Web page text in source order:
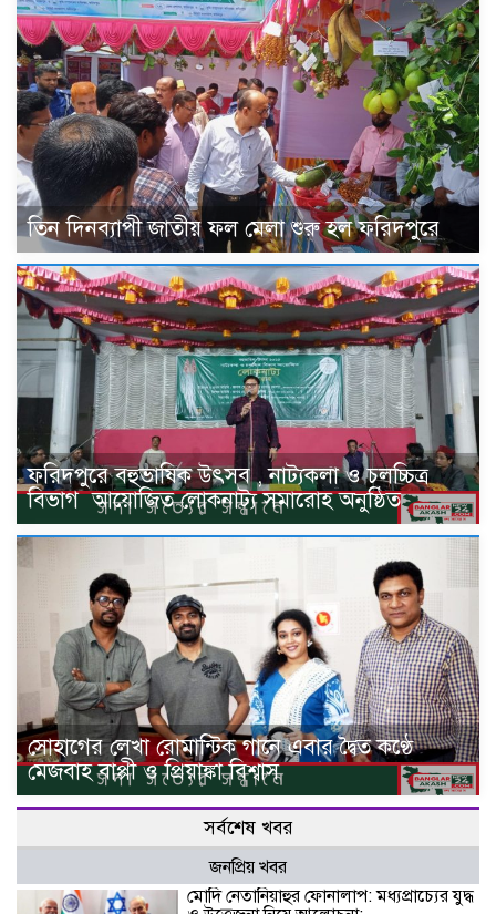
তিন দিনব্যাপী জাতীয় ফল মেলা শুরু হল ফরিদপুরে
ফরিদপুরে বহুভাষিক উৎসব , নাট্যকলা ও চলচ্চিত্র
বিভাগ ‌ আয়োজিত লোকনাট্য সমারোহ অনুষ্ঠিত
সোহাগের লেখা রোমান্টিক গানে এবার দ্বৈত কণ্ঠে
মেজবাহ বাপ্পী ও প্রিয়াঙ্কা বিশ্বাস
সর্বশেষ খবর
জনপ্রিয় খবর
মোদি নেতানিয়াহুর ফোনালাপ: মধ্যপ্রাচ্যের যুদ্ধ